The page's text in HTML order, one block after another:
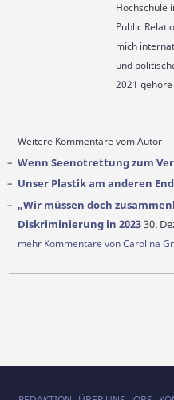
Hochschule
Public
mich
und
2021
Weitere Kommentare vom Autor
Wenn Seenotrettung zum
Unser Plastik am anderen
„Wir müssen doch
Diskriminierung in 202330.
mehr Kommentare von Carolina